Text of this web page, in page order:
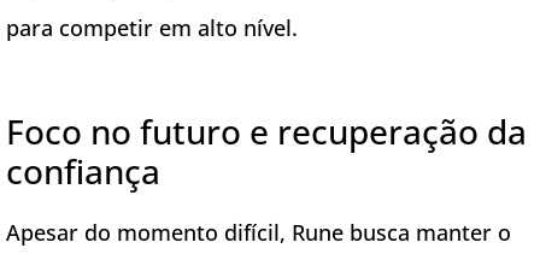
para competir em alto nível.
Foco no futuro e recuperação da
confiança
Apesar do momento difícil, Rune busca manter o